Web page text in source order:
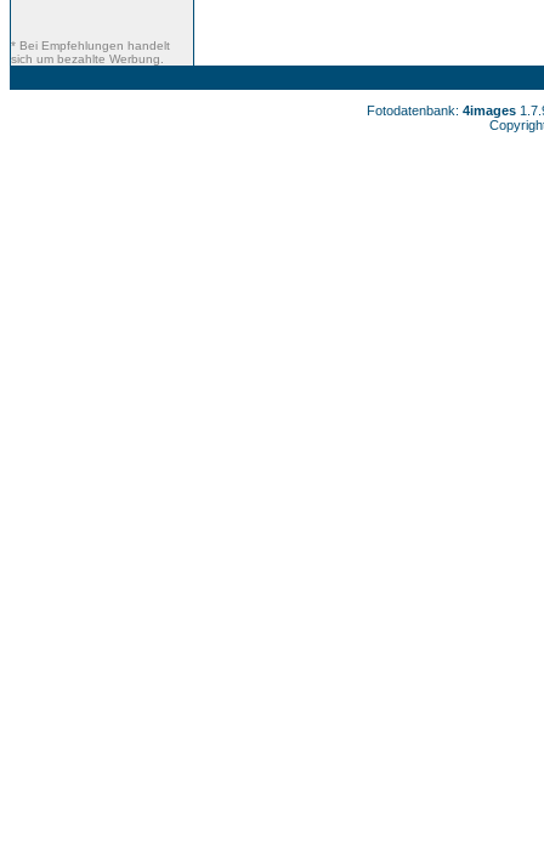
* Bei Empfehlungen handelt
sich um bezahlte Werbung.
Fotodatenbank: 4images